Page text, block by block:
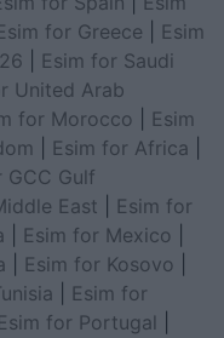
for Greece
Esim
Esim for Saudi
United Arab
for Morocco
Esim
Esim for Africa
GCC Gulf
East
Esim for
Esim for Mexico
Esim for Kosovo
Esim for
Esim for Portugal